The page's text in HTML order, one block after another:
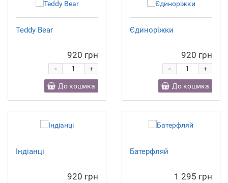
Teddy Bear
920 грн
+
-
До кошика
Єдиноріжки
920 грн
+
-
До кошика
Індіанці
920 грн
Батерфляй
1 295 грн